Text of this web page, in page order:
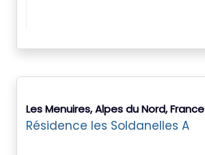
Les Menuires, Alpes du Nord, France
Résidence les Soldanelles A